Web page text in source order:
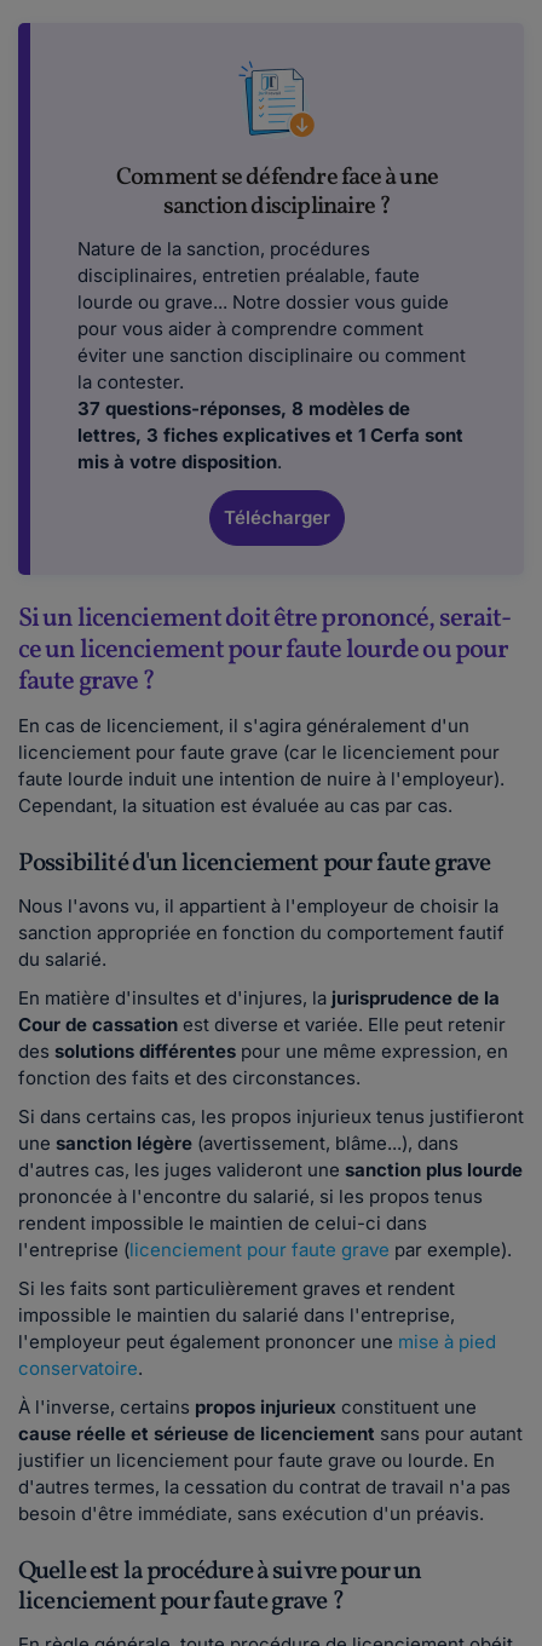
Comment se défendre face à une
sanction disciplinaire ?
Nature de la sanction, procédures
disciplinaires, entretien préalable, faute
lourde ou grave... Notre dossier vous guide
pour vous aider à comprendre comment
éviter une sanction disciplinaire ou comment
la contester.
37 questions-réponses, 8 modèles de
lettres, 3 fiches explicatives et 1 Cerfa sont
mis à votre disposition.
Télécharger
Si un licenciement doit être prononcé, serait-
ce un licenciement pour faute lourde ou pour
faute grave ?
En cas de licenciement, il s'agira généralement d'un
licenciement pour faute grave (car le licenciement pour
faute lourde induit une intention de nuire à l'employeur).
Cependant, la situation est évaluée au cas par cas.
Possibilité d'un licenciement pour faute grave
Nous l'avons vu, il appartient à l'employeur de choisir la
sanction appropriée en fonction du comportement fautif
du salarié.
En matière d'insultes et d'injures, la jurisprudence de la
Cour de cassation est diverse et variée. Elle peut retenir
des solutions différentes pour une même expression, en
fonction des faits et des circonstances.
Si dans certains cas, les propos injurieux tenus justifieront
une sanction légère (avertissement, blâme...), dans
d'autres cas, les juges valideront une sanction plus lourde
prononcée à l'encontre du salarié, si les propos tenus
rendent impossible le maintien de celui-ci dans
l'entreprise (licenciement pour faute grave par exemple).
Si les faits sont particulièrement graves et rendent
impossible le maintien du salarié dans l'entreprise,
l'employeur peut également prononcer une mise à pied
conservatoire.
À l'inverse, certains propos injurieux constituent une
cause réelle et sérieuse de licenciement sans pour autant
justifier un licenciement pour faute grave ou lourde. En
d'autres termes, la cessation du contrat de travail n'a pas
besoin d'être immédiate, sans exécution d'un préavis.
Quelle est la procédure à suivre pour un
licenciement pour faute grave ?